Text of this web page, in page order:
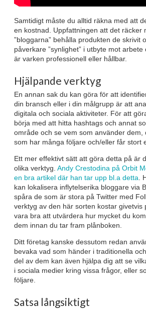
Samtidigt måste du alltid räkna med att
en kostnad. Uppfattningen att det räcker
”bloggarna” behålla produkten de skrivit
påverkare ”synlighet” i utbyte mot
är varken professionell eller hållbar.
Hjälpande verktyg
En annan sak du kan göra för att
din bransch eller i din målgrupp är att
digitala och sociala aktiviteter. För att
börja med att hitta hashtags och annat
område och se vem som använder dem,
som har många följare och/eller får stort
Ett mer effektivt sätt att göra detta på är
olika verktyg. Andy Crestodina på Orbit
en bra artikel där han tar upp bl.a detta.
kan lokalisera inflytelserika bloggare via
spåra de som är stora på Twitter med
verktyg av den här sorten kostar givetvis
vara bra att utvärdera hur mycket du
dem innan du tar fram plånboken.
Ditt företag kanske dessutom redan
bevaka vad som händer i traditionella
del av dem kan även hjälpa dig att se
i sociala medier kring vissa frågor, eller
följare.
Satsa långsiktigt